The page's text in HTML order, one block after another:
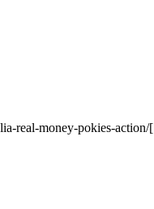
real-money-pokies-action/[